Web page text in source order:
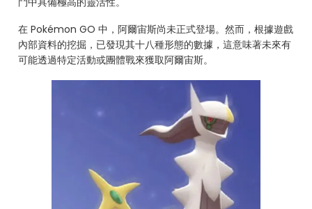
在 Pokémon GO 中，阿爾宙斯尚未正式登場。然而，根據遊戲
內部資料的挖掘，已發現其十八種形態的數據，這意味著未來有
可能透過特定活動或團體戰來獲取阿爾宙斯。